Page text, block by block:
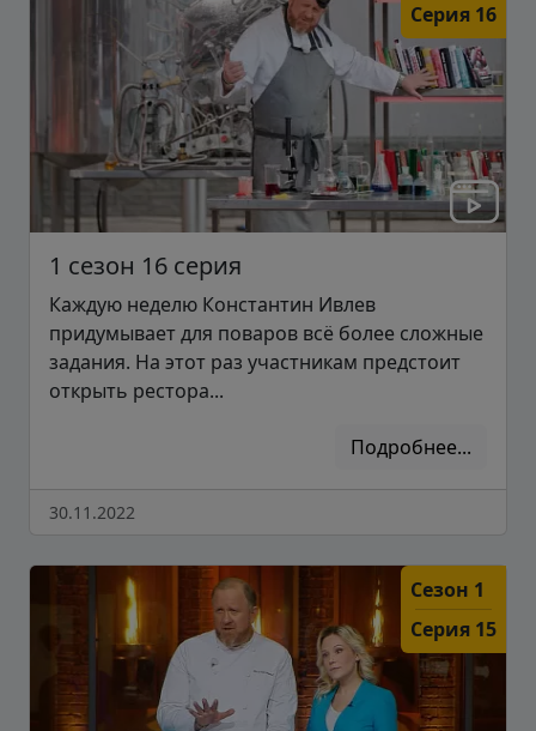
Серия 16
1 сезон 16 серия
Каждую неделю Константин Ивлев
придумывает для поваров всё более сложные
задания. На этот раз участникам предстоит
открыть рестора...
Подробнее...
30.11.2022
Сезон 1
Серия 15